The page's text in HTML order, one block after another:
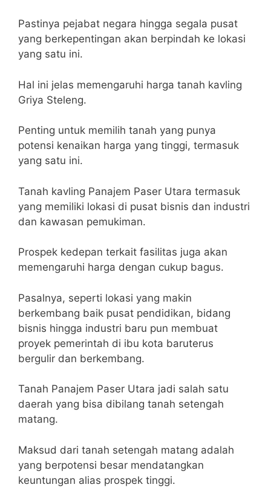
Pastinya pejabat negara hingga segala pusat
yang berkepentingan akan berpindah ke lokasi
yang satu ini.
Hal ini jelas memengaruhi harga tanah kavling
Griya Steleng.
Penting untuk memilih tanah yang punya
potensi kenaikan harga yang tinggi, termasuk
yang satu ini.
Tanah kavling Panajem Paser Utara termasuk
yang memiliki lokasi di pusat bisnis dan industri
dan kawasan pemukiman.
Prospek kedepan terkait fasilitas juga akan
memengaruhi harga dengan cukup bagus.
Pasalnya, seperti lokasi yang makin
berkembang baik pusat pendidikan, bidang
bisnis hingga industri baru pun membuat
proyek pemerintah di ibu kota baruterus
bergulir dan berkembang.
Tanah Panajem Paser Utara jadi salah satu
daerah yang bisa dibilang tanah setengah
matang.
Maksud dari tanah setengah matang adalah
yang berpotensi besar mendatangkan
keuntungan alias prospek tinggi.